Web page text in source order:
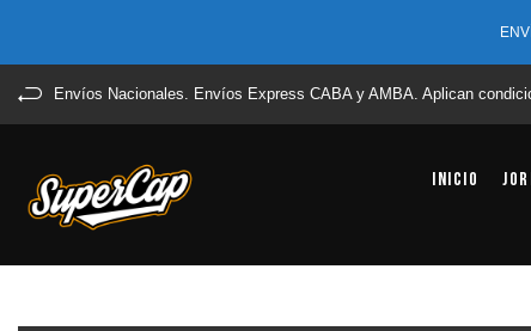
Envíos Nacionales. Envíos Express CABA y AMBA. Aplican
Inicio